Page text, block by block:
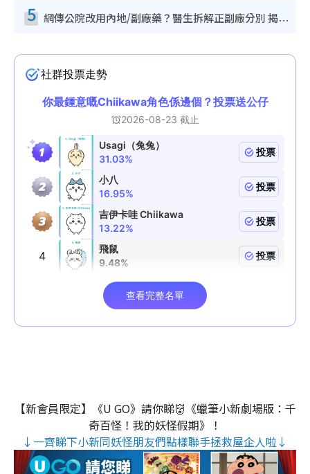
5 網傳公院改用內地/副廠藥？醫生拆解正副廠分別 揭4類人換藥隨時出事
【新會員限定】《U GO》請你睇👹《蠟筆小新劇場版：千
奇百怪！我的妖怪假期》！
↓一齊睇下小新同妖怪朋友們點樣聯手拯救屋企人啦↓